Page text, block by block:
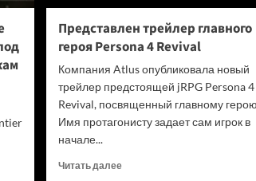
не
убивать
диски
Представлен трейлер главного
героя Persona 4 Revival
Компания Atlus опубликовала новый
трейлер предстоящей jRPG Persona 4
Revival, посвященный главному
Имя протагонисту задает сам игрок в
начале...
Читать далееПрочитать